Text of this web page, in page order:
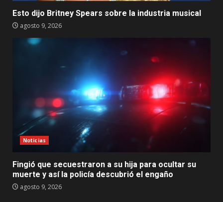
Esto dijo Britney Spears sobre la industria musical
agosto 9, 2026
Noticias
Fingió que secuestraron a su hija para ocultar su
muerte y así la policía descubrió el engaño
agosto 9, 2026